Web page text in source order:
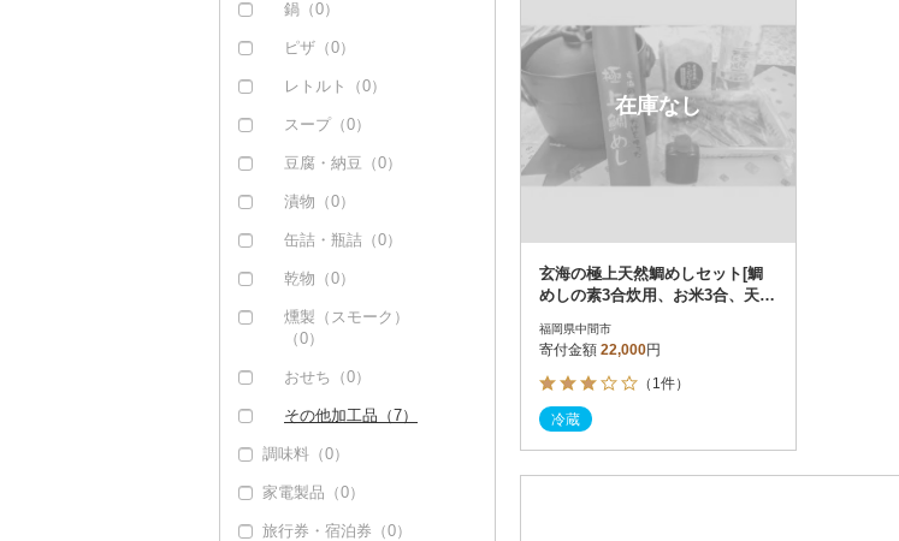
（0）
但馬牛（0）
土佐あかうし（0）
佐賀牛（1）
長崎和牛（0）
あか牛（0）
宮崎牛（0）
その他牛肉（精肉）
その他米（6）
その他洋菓子（0）
煎餅・おかき（0）
羊羹（0）
饅頭（0）
大福（0）
その他和菓子（4）
カレー（0）
シチュー（0）
鍋（0）
ピザ（0）
レトルト（0）
スープ（0）
豆腐・納豆（0）
漬物（0）
缶詰・瓶詰（0）
乾物（0）
燻製（スモーク）
（0）
おせち（0）
その他加工品（7）
調味料（0）
家電製品（0）
旅行券・宿泊券（0）
在庫なし
玄海の極上天然鯛めしセット[鯛
めしの素3合炊用、お米3合、天然
福岡県中間市
寄付金額 22,000円
（1件）
冷蔵